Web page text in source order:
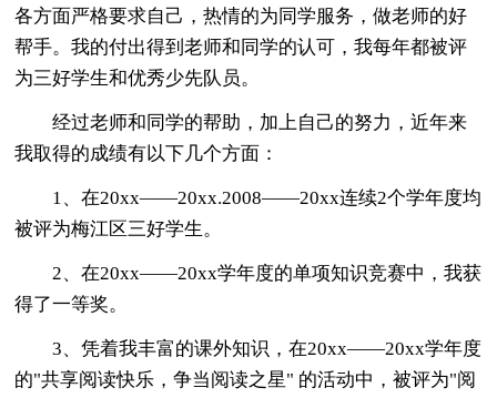
各方面严格要求自己，热情的为同学服务，做老师的好
帮手。我的付出得到老师和同学的认可，我每年都被评
为三好学生和优秀少先队员。
经过老师和同学的帮助，加上自己的努力，近年来
我取得的成绩有以下几个方面：
1、在20xx——20xx.2008——20xx连续2个学年度均
被评为梅江区三好学生。
2、在20xx——20xx学年度的单项知识竞赛中，我获
得了一等奖。
3、凭着我丰富的课外知识，在20xx——20xx学年度
的"共享阅读快乐，争当阅读之星" 的活动中，被评为"阅